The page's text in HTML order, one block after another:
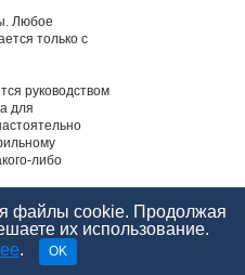
руководством
для
либо
НЕОБХОДИМА
файлы cookie. Продолжая
их использование.
. OK